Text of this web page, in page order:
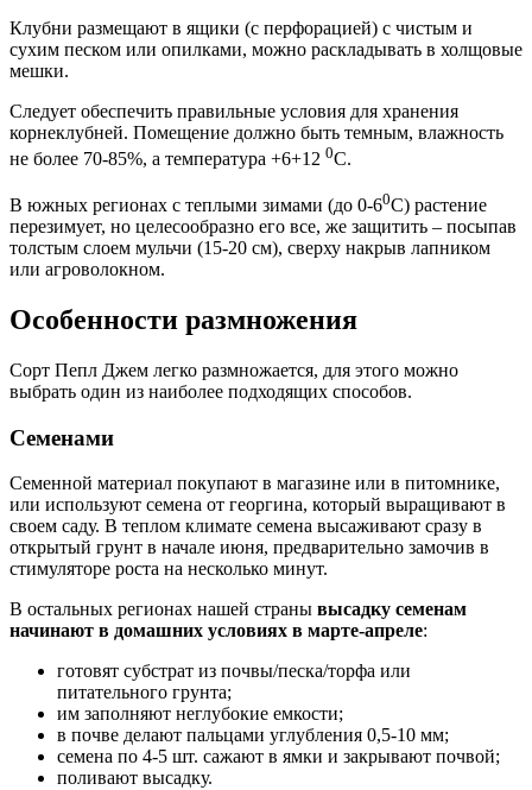
Клубни размещают в ящики (с перфорацией) с чистым и
сухим песком или опилками, можно раскладывать в холщовые
мешки.
Следует обеспечить правильные условия для хранения
корнеклубней. Помещение должно быть темным, влажность
не более 70-85%, а температура +6+12 0С.
В южных регионах с теплыми зимами (до 0-60С) растение
перезимует, но целесообразно его все, же защитить – посыпав
толстым слоем мульчи (15-20 см), сверху накрыв лапником
или агроволокном.
Особенности размножения
Сорт Пепл Джем легко размножается, для этого можно
выбрать один из наиболее подходящих способов.
Семенами
Семенной материал покупают в магазине или в питомнике,
или используют семена от георгина, который выращивают в
своем саду. В теплом климате семена высаживают сразу в
открытый грунт в начале июня, предварительно замочив в
стимуляторе роста на несколько минут.
В остальных регионах нашей страны высадку семенам
начинают в домашних условиях в марте-апреле:
готовят субстрат из почвы/песка/торфа или
питательного грунта;
им заполняют неглубокие емкости;
в почве делают пальцами углубления 0,5-10 мм;
семена по 4-5 шт. сажают в ямки и закрывают почвой;
поливают высадку.